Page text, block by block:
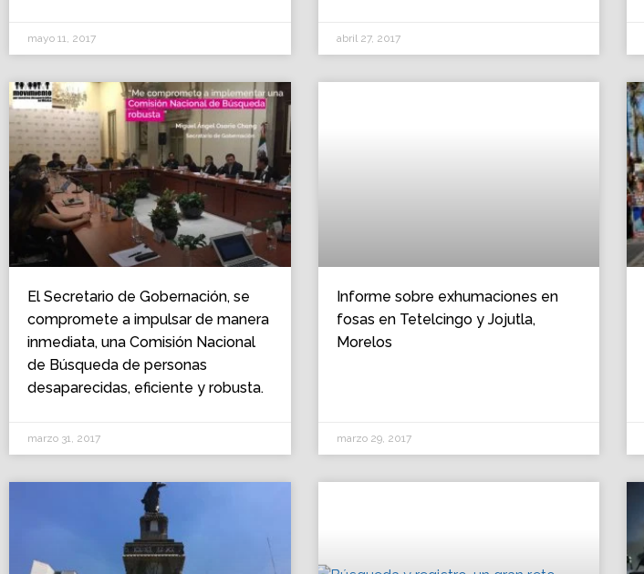
mayo 11, 2017 abril 27, 2017
El Secretario de Gobernación, se
compromete a impulsar de manera
inmediata, una Comisión Nacional
de Búsqueda de personas
desaparecidas, eficiente y robusta.
marzo 31, 2017
Informe sobre exhumaciones en
fosas en Tetelcingo y Jojutla,
Morelos
marzo 29, 2017